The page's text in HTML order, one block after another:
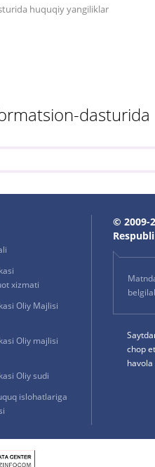
huquqiy yangiliklar
xizmati
Oliy Majlisi
Oliy majlisi
Oliy sudi
islohatlariga
© 2009-
chop